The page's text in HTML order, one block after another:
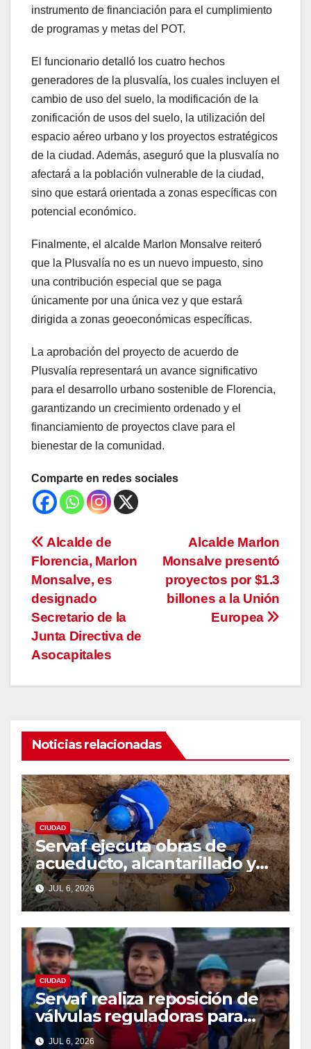
instrumento de financiación para el cumplimiento
de programas y metas del POT.
El funcionario detalló los cuatro hechos
generadores de la plusvalía, los cuales incluyen el
cambio de uso del suelo, la modificación de la
zonificación de usos del suelo, la utilización del
espacio aéreo urbano y los proyectos estratégicos
de la ciudad. Además, aseguró que la plusvalía no
afectará a la población vulnerable de la ciudad,
sino que estará orientada a zonas específicas con
potencial económico.
Finalmente, el alcalde Marlon Monsalve reiteró
que la Plusvalía no es un nuevo impuesto, sino
una contribución especial que se paga
únicamente por una única vez y que estará
dirigida a zonas geoeconómicas específicas.
La aprobación del proyecto de acuerdo de
Plusvalía representará un avance significativo
para el desarrollo urbano sostenible de Florencia,
garantizando un crecimiento ordenado y el
financiamiento de proyectos clave para el
bienestar de la comunidad.
Comparte en redes sociales
Navegación
de
entradas
Alcalde Marlon
Monsalve presentó
proyectos por $1.3
billones a la Unión
Europea
Alcalde de
Florencia, Marlon
Monsalve, es
designado
Secretario de la
Junta Directiva de
Asocapitales
Noticias relacionadas
CIUDAD
Servaf ejecuta obras de
acueducto, alcantarillado y
recuperación vial en varios
sectores de Florencia.
JUL 6, 2026
CIUDAD
Servaf realiza reposición de
válvulas reguladoras para
fortalecer la red de
JUL 6, 2026